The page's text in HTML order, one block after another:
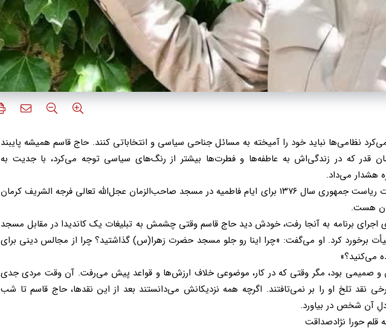
نظامی‌ها نباید خود را آمیخته به مسائل جناحی سیاسی و انتخاباتی کنند. حاج قاسم همیشه پایبند
قدر که در زندگی‌اش به عاطفه‌ها و فطرت‌ها بیشتر از رنگ‌های سیاسی توجه می‌کرد، با جدیت به
هشدار می‌داد.
آن‌هایی که زمان انتخابات ریاست جمهوری سال ۱۳۷۶ برای ایام فاطمیه در مسجد صاحب‌الزمان عجل‌الله تعالی فرجه الشریف کرمان
هست.
اجرای برنامه به آنجا رفت، خودش دید حاج قاسم وقتی چشمش به تبلیغات یک کاندیدا در مقابل مسجد
برخورد کرد. او می‌گفت: «چرا اینا رو جلو مسجد حضرت زهرا(س) گذاشتید؟ چرا از مجالس دینی برای
می‌کنید؟»
و صمیمی بود، مگر وقتی که در کار، موضوعی خلاف ارزش‌ها و قواعد پیش می‌رفت. آن وقت مردی جدی
نقد تلخ او را بر نمی‌تافتند. اگرچه همه نزدیکانش می‌دانستند بعد از این نقدها، حاج قاسم تا شب
آن شخص در بیاورد.
قلم حورا نژادصداقت